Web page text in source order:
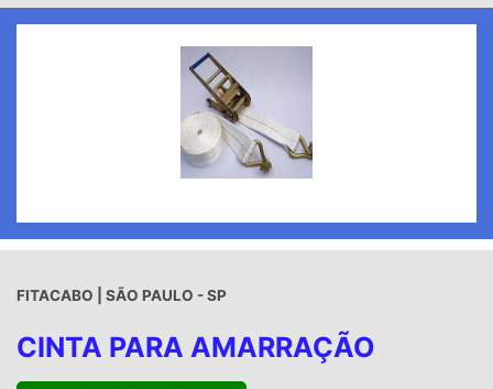
FITACABO | SÃO PAULO - SP
CINTA PARA AMARRAÇÃO